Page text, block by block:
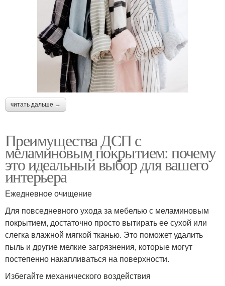
читать дальше →
Преимущества ДСП с
меламиновым покрытием: почему
это идеальный выбор для вашего
интерьера
Ежедневное очищение
Для повседневного ухода за мебелью с меламиновым
покрытием, достаточно просто вытирать ее сухой или
слегка влажной мягкой тканью. Это поможет удалить
пыль и другие мелкие загрязнения, которые могут
постепенно накапливаться на поверхности.
Избегайте механического воздействия